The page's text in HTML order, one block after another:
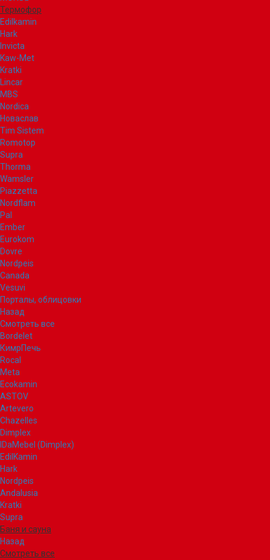
Термофор
Edilkamin
Hark
Invicta
Kaw-Met
Kratki
Lincar
MBS
Nordica
Новаслав
Tim Sistem
Romotop
Supra
Thorma
Wamsler
Piazzetta
Nordflam
Pal
Ember
Eurokom
Dovre
Nordpeis
Canada
Vesuvi
Порталы, облицовки
Назад
Смотреть все
Bordelet
КимрПечь
Rocal
Meta
Ecokamin
ASTOV
Artevero
Chazelles
Dimplex
IDaMebel (Dimplex)
EdilKamin
Hark
Nordpeis
Andalusia
Kratki
Supra
Баня и сауна
Назад
Смотреть все